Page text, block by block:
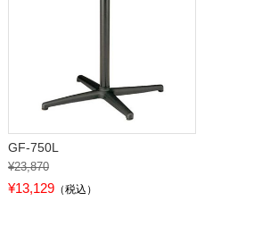
GF-750L
¥23,870
¥13,129（税込）